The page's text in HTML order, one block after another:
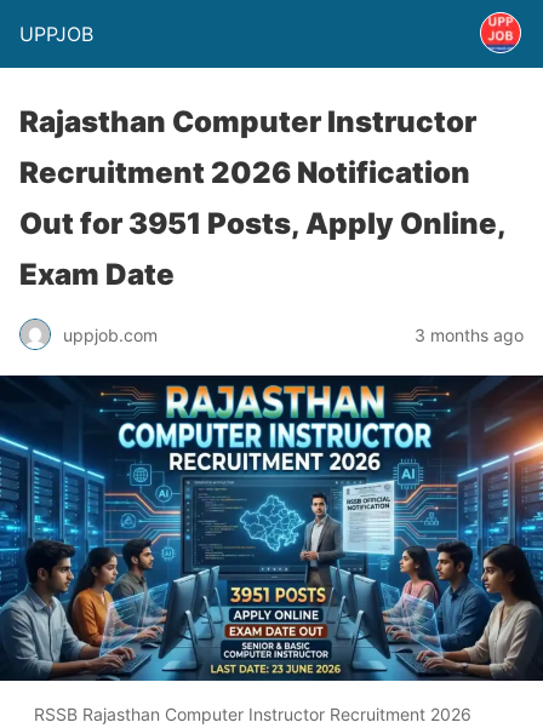
UPPJOB
Rajasthan Computer Instructor
Recruitment 2026 Notification
Out for 3951 Posts, Apply Online,
Exam Date
uppjob.com 3 months ago
RSSB Rajasthan Computer Instructor Recruitment 2026